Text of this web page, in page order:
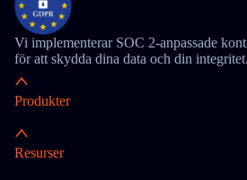
Vi implementerar SOC 2-anpassade
för att skydda dina data och din integritet.
Produkter
Resurser